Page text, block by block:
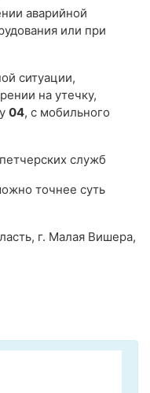
аварийной
или при
ситуации,
на утечку,
04, с мобильного
служб
точнее суть
г. Малая Вишера,